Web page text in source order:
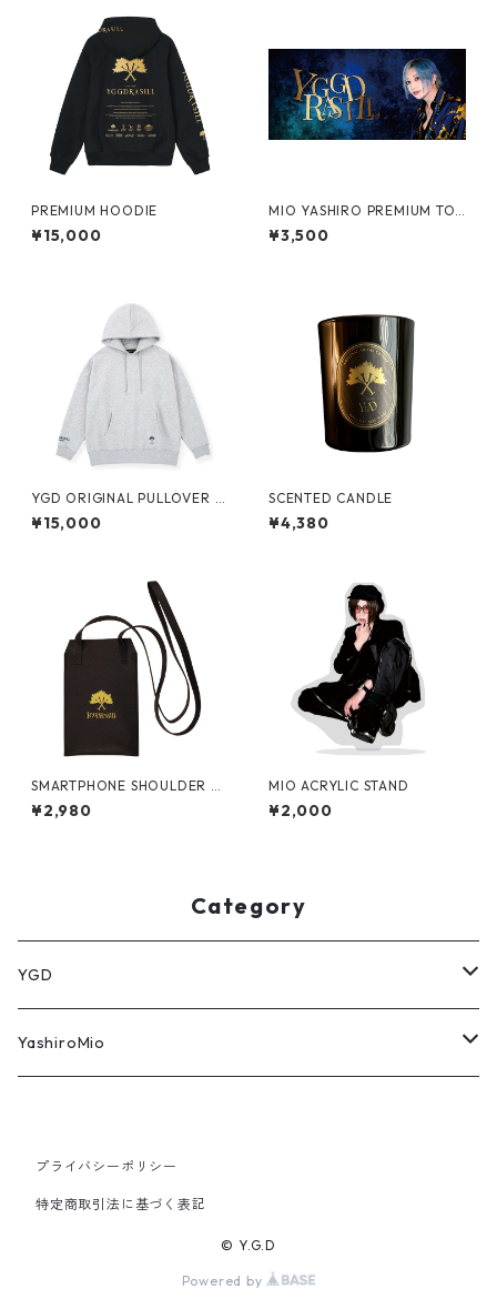
PREMIUM HOODIE
¥15,000
MIO YASHIRO PREMIUM TO
WEL2
¥3,500
YGD ORIGINAL PULLOVER H
OODIE【GREY】
¥15,000
SCENTED CANDLE
¥4,380
SMARTPHONE SHOULDER BA
G
¥2,980
MIO ACRYLIC STAND
¥2,000
Category
YGD
パーカー
Tシャツ
YashiroMio
モバイルバッテリー
プライバシーポリシー
特定商取引法に基づく表記
© Y.G.D
Powered by